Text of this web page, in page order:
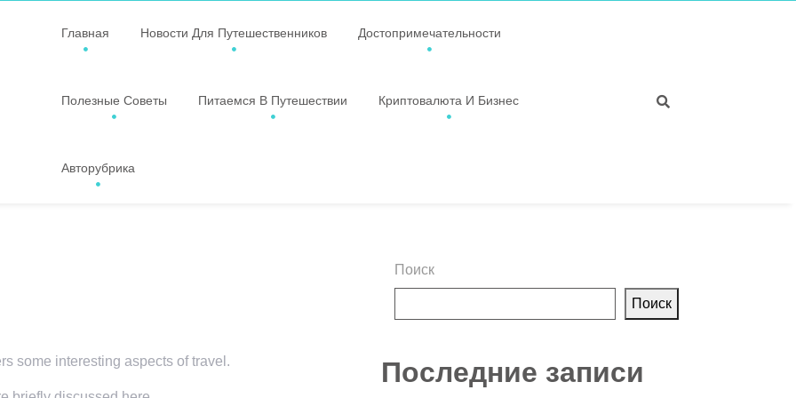
Главная Новости Для Путешественников Достопримечательности
Полезные Советы Питаемся В Путешествии Криптовалюта И Бизнес
Авторубрика
some interesting aspects of travel.
Поиск
Поиск
Последние записи